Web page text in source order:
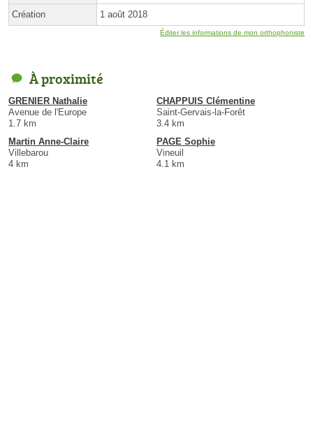
Création 1 août 2018
Éditer les informations de mon orthophoniste
À proximité
GRENIER Nathalie
Avenue de l'Europe
1.7 km
CHAPPUIS Clémentine
Saint-Gervais-la-Forêt
3.4 km
Martin Anne-Claire
Villebarou
4 km
PAGE Sophie
Vineuil
4.1 km